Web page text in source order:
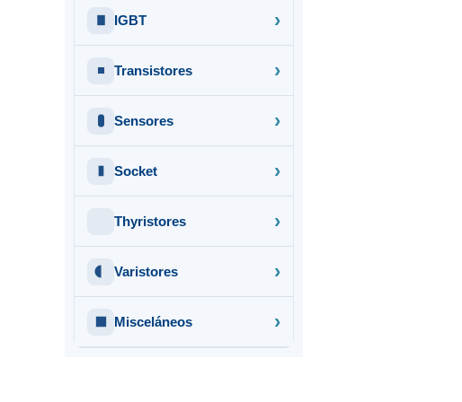
IGBT
Transistores
Sensores
Socket
Thyristores
Varistores
Misceláneos